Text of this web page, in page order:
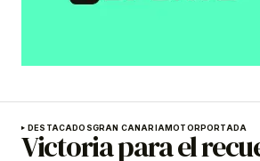
DESTACADOSGRAN CANARIAMOTORPORTADA
Victoria para el